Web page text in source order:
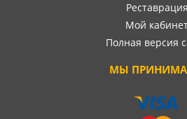
Реставрация
Мой
Полная версия
МЫ